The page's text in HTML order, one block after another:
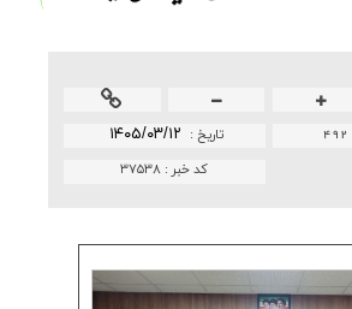
تاريخ : ۱۴۰۵/۰۳/۱۲
492
کد خبر : ۳۷۵۳۸